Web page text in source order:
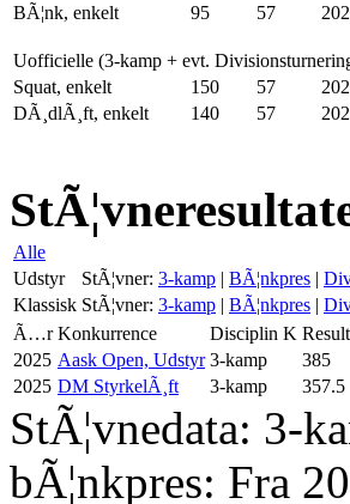
BÃ¦nk, enkelt
95 57
Uofficielle (3-kamp + evt.
Squat, enkelt
150 57
DÃ¸dlÃ¸ft, enkelt
140 57
Alle
Udstyr
StÃ¦vner: 3-kamp | BÃ¦nkpres |
Klassisk StÃ¦vner: 3-kamp | BÃ¦nkpres |
Ã…r Konkurrence Disciplin K
2025 Aask Open, Udstyr 3-kamp 385
2025 DM StyrkelÃ¸ft 3-kamp 357.5
StÃ¦vnedata: 3-
bÃ¦nkpres: Fra